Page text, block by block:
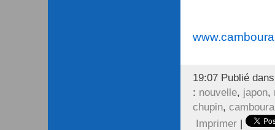
19:07 Publié
: nouvelle, japon,
chupin,
Imprimer |